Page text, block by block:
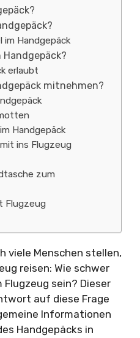
im Handgepäck
erlaubt
mitnehmen?
Handgepäck
ins Flugzeug
zum
Flugzeug
viele Menschen stellen,
reisen: Wie schwer
sein? Dieser
auf diese Frage
Informationen
Handgepäcks in